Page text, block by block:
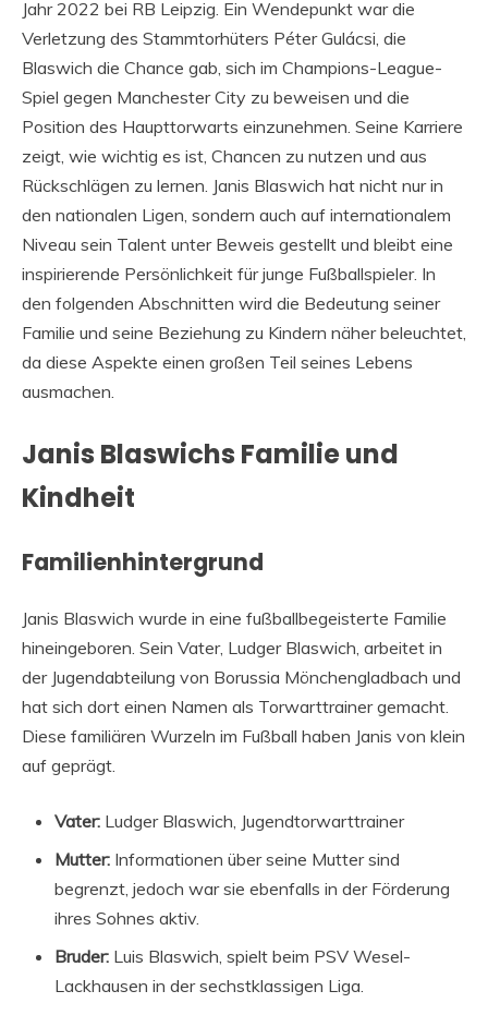
Jahr 2022 bei RB Leipzig. Ein Wendepunkt war die
Verletzung des Stammtorhüters Péter Gulácsi, die
Blaswich die Chance gab, sich im Champions-League-
Spiel gegen Manchester City zu beweisen und die
Position des Haupttorwarts einzunehmen. Seine Karriere
zeigt, wie wichtig es ist, Chancen zu nutzen und aus
Rückschlägen zu lernen. Janis Blaswich hat nicht nur in
den nationalen Ligen, sondern auch auf internationalem
Niveau sein Talent unter Beweis gestellt und bleibt eine
inspirierende Persönlichkeit für junge Fußballspieler. In
den folgenden Abschnitten wird die Bedeutung seiner
Familie und seine Beziehung zu Kindern näher beleuchtet,
da diese Aspekte einen großen Teil seines Lebens
ausmachen.
Janis Blaswichs Familie und
Kindheit
Familienhintergrund
Janis Blaswich wurde in eine fußballbegeisterte Familie
hineingeboren. Sein Vater, Ludger Blaswich, arbeitet in
der Jugendabteilung von Borussia Mönchengladbach und
hat sich dort einen Namen als Torwarttrainer gemacht.
Diese familiären Wurzeln im Fußball haben Janis von klein
auf geprägt.
Vater: Ludger Blaswich, Jugendtorwarttrainer
Mutter: Informationen über seine Mutter sind
begrenzt, jedoch war sie ebenfalls in der Förderung
ihres Sohnes aktiv.
Bruder: Luis Blaswich, spielt beim PSV Wesel-
Lackhausen in der sechstklassigen Liga.